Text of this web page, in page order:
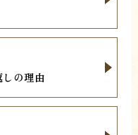
の理由